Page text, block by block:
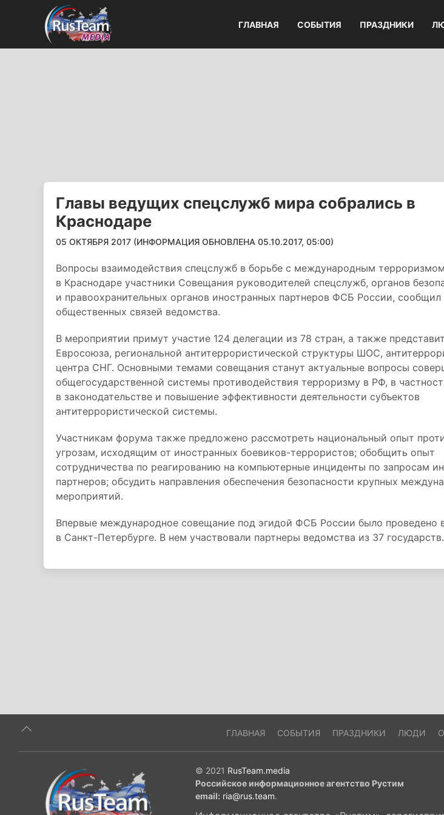
ГЛАВНАЯ СОБЫТИЯ ПРАЗДНИКИ
Главы ведущих спецслужб мира собрались в
Краснодаре
05 ОКТЯБРЯ 2017 (ИНФОРМАЦИЯ ОБНОВЛЕНА 05.10.2017, 05:00)
Вопросы взаимодействия спецслужб в борьбе с международным
в Краснодаре участники Совещания руководителей спецслужб, органов
и правоохранительных органов иностранных партнеров ФСБ России, сообщил
общественных связей ведомства.
В мероприятии примут участие 124 делегации из 78 стран, а также
Евросоюза, региональной антитеррористической структуры ШОС,
центра СНГ. Основными темами совещания станут актуальные вопросы
общегосударственной системы противодействия терроризму в РФ, в
в законодательстве и повышение эффективности деятельности субъектов
антитеррористической системы.
Участникам форума также предложено рассмотреть национальный опыт
угрозам, исходящим от иностранных боевиков-террористов; обобщить опыт
сотрудничества по реагированию на компьютерные инциденты по запросам
партнеров; обсудить направления обеспечения безопасности крупных
мероприятий.
Впервые международное совещание под эгидой ФСБ России было проведено
в Санкт-Петербурге. В нем участвовали партнеры ведомства из 37 государств.
ГЛАВНАЯ СОБЫТИЯ ПРАЗДНИКИ ЛЮДИ
© 2021 RusTeam.media
Российское информационное агентство Рустим
email: ria@rus.team.